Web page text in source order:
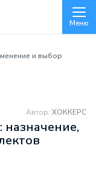
Меню
и выбор
Автор: ХОККЕРС